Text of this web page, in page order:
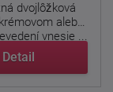
dvojlôžková
alebo
vnesie ...
Detail